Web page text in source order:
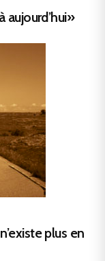
aujourd’hui»
plus en